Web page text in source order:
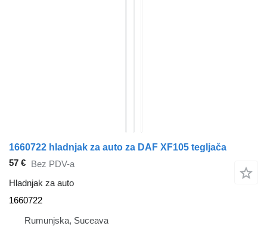
1660722 hladnjak za auto za DAF XF105 tegljača
57 € Bez PDV-a
Hladnjak za auto
1660722
Rumunjska, Suceava